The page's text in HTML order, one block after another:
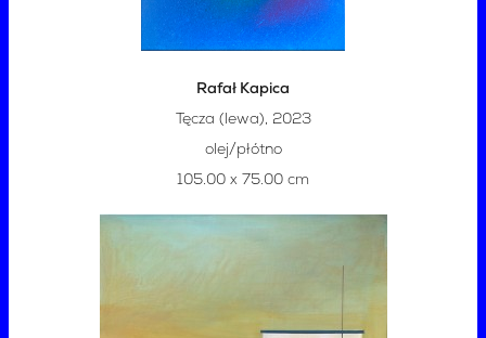
Rafał Kapica
Tęcza (lewa), 2023
olej/płótno
105.00 x 75.00 cm